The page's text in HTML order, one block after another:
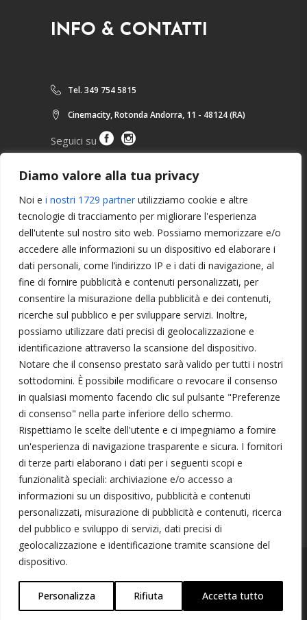
Diamo valore alla tua privacy
Noi e i nostri 1729 partner utilizziamo cookie e altre
tecnologie di tracciamento per migliorare l'esperienza
dell'utente sul nostro sito web. Possiamo memorizzare e/o
accedere alle informazioni su un dispositivo ed elaborare i
dati personali, come l’indirizzo IP e i dati di navigazione, al
fine di fornire pubblicità e contenuti personalizzati, per
consentire la misurazione della pubblicità e dei contenuti,
ricerche sul pubblico e per sviluppare servizi. Inoltre,
possiamo utilizzare dati precisi di geolocalizzazione e
identificazione attraverso la scansione del dispositivo.
Notare che il consenso prestato sarà valido per tutti i nostri
sottodomini. È possibile modificare o revocare il consenso
in qualsiasi momento facendo clic sul pulsante "Preferenze
di consenso" nella parte inferiore dello schermo.
Rispettiamo le scelte dell'utente e ci impegniamo a fornire
un'esperienza di navigazione trasparente e sicura. I fornitori
di terze parti elaborano i dati per i seguenti scopi e
funzionalità speciali: archiviazione e/o accesso a
informazioni su un dispositivo, pubblicità e contenuti
personalizzati, misurazione di pubblicità e contenuti, ricerca
del pubblico e sviluppo di servizi, dati precisi di
geolocalizzazione e identificazione tramite scansione del
dispositivo.
Personalizza Rifiuta Accetta tutto
INFO & CONTATTI
Tel. 349 754 5815
Cinemacity, Rotonda Andorra, 11 - 48124 (RA)
Seguici su
ARTICOLI RECENTI
Seminario Tecnico “Sweating
Refree Seminar” con Jean-Pierre
Labru Sensei – 7 dan Kyoshi
Seminario Tecnico con Jean-Pierre
Labru Sensei – 7 dan Kyoshi
Covid19 – DPCM La pratica
continua
WhatsApp
Privacy|Cookie Policy|W&D 2.0 Srl